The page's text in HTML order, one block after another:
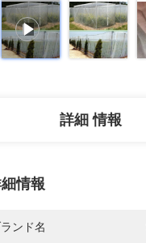
詳細 情報
情報
ンド名